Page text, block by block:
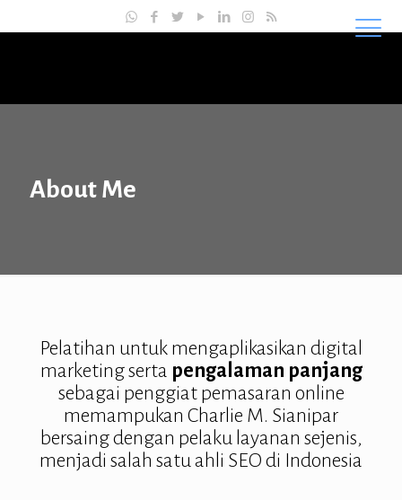
About Me
Pelatihan untuk mengaplikasikan digital
marketing serta pengalaman panjang
sebagai penggiat pemasaran online
memampukan Charlie M. Sianipar
bersaing dengan pelaku layanan sejenis,
menjadi salah satu ahli SEO di Indonesia